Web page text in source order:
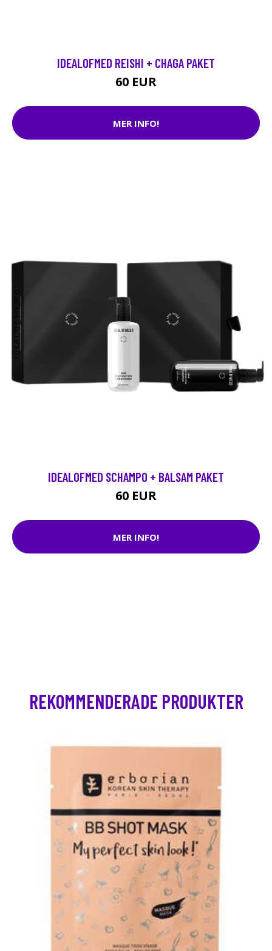
IDEALOFMED REISHI + CHAGA PAKET
60 EUR
MER INFO!
IDEALOFMED SCHAMPO + BALSAM PAKET
60 EUR
MER INFO!
REKOMMENDERADE PRODUKTER